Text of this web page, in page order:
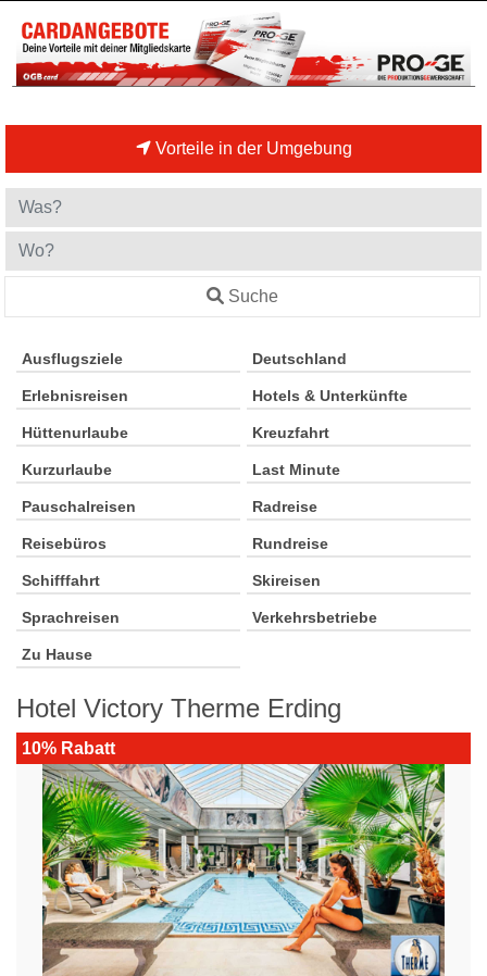
Vorteile in der Umgebung
Suche
Ausflugsziele Deutschland
Erlebnisreisen Hotels & Unterkünfte
Hüttenurlaube Kreuzfahrt
Kurzurlaube Last Minute
Pauschalreisen Radreise
Reisebüros Rundreise
Schifffahrt Skireisen
Sprachreisen Verkehrsbetriebe
Zu Hause
Hotel Victory Therme Erding
10% Rabatt